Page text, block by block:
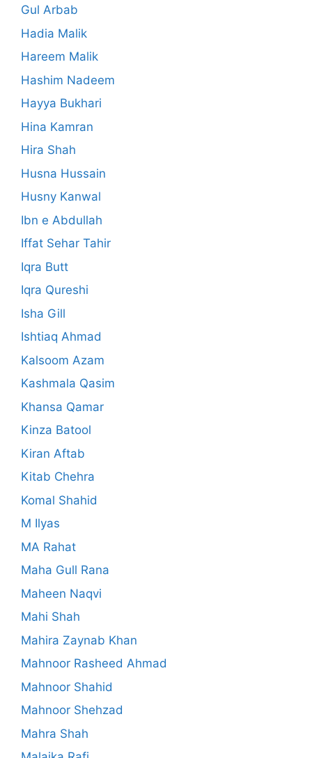
Gul Arbab
Hadia Malik
Hareem Malik
Hashim Nadeem
Hayya Bukhari
Hina Kamran
Hira Shah
Husna Hussain
Husny Kanwal
Ibn e Abdullah
Iffat Sehar Tahir
Iqra Butt
Iqra Qureshi
Isha Gill
Ishtiaq Ahmad
Kalsoom Azam
Kashmala Qasim
Khansa Qamar
Kinza Batool
Kiran Aftab
Kitab Chehra
Komal Shahid
M Ilyas
MA Rahat
Maha Gull Rana
Maheen Naqvi
Mahi Shah
Mahira Zaynab Khan
Mahnoor Rasheed Ahmad
Mahnoor Shahid
Mahnoor Shehzad
Mahra Shah